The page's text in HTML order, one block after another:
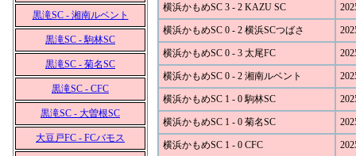
黒滝SC - 湘南ルベント
黒滝SC - 駒林SC
黒滝SC - 菊名SC
黒滝SC - CFC
黒滝SC - 大曽根SC
大豆戸FC - FCバモス
横浜かもめSC 3 - 2 KAZU SC
横浜かもめSC 0 - 2 横浜SCつばさ
横浜かもめSC 0 - 3 太尾FC
横浜かもめSC 0 - 2 湘南ルベント
横浜かもめSC 1 - 0 駒林SC
横浜かもめSC 1 - 0 菊名SC
横浜かもめSC 1 - 0 CFC